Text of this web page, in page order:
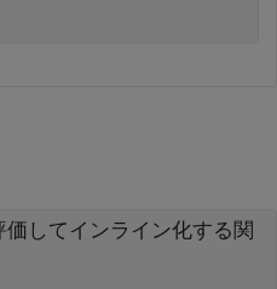
価してインライン化する関